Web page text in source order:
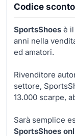
Codice
SportsShoes è
anni nella
ed amatori.
Rivenditore
settore,
13.000 scarpe,
Sarà semplice
SportsShoes